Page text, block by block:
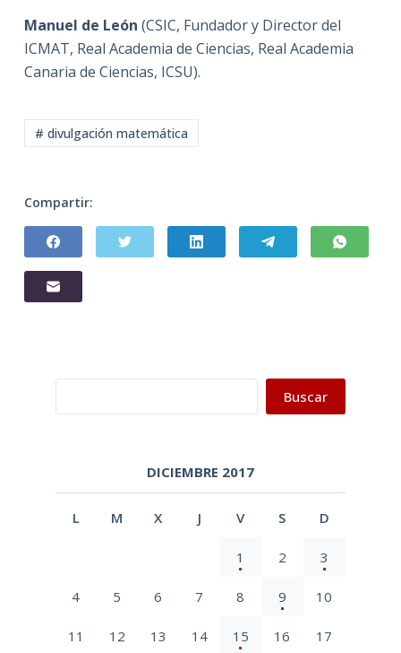
Manuel de León (CSIC, Fundador y Director del
ICMAT, Real Academia de Ciencias, Real Academia
Canaria de Ciencias, ICSU).
# divulgación matemática
Compartir:
Buscar
DICIEMBRE 2017
L M X J V S D
1 2 3
4 5 6 7 8 9 10
11 12 13 14 15 16 17